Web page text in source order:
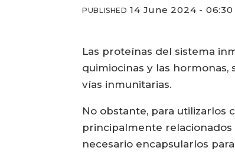
PUBLISHED 14 June 2024 - 06:30
Las proteínas del sistema
quimiocinas y las
vías inmunitarias.
No obstante, para utilizarlos
principalmente relacionados
necesario encapsularlos